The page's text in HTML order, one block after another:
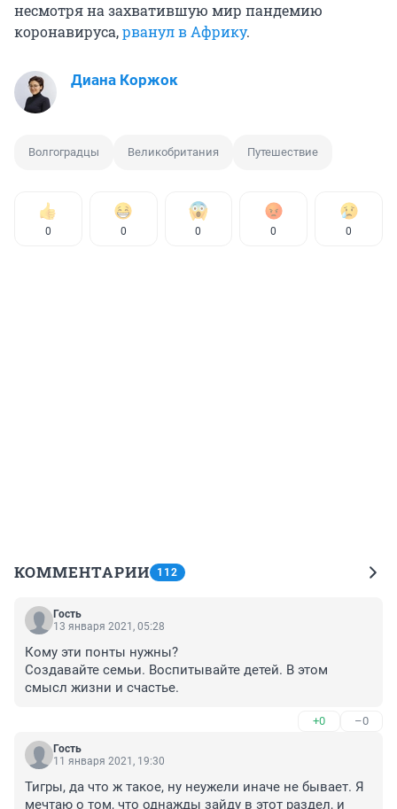
несмотря на захватившую мир пандемию
коронавируса,рванул в Африку.
Диана Коржок
Волгоградцы Великобритания Путешествие
0 0 0 0 0
КОММЕНТАРИИ 112
Гость
13 января 2021, 05:28
Кому эти понты нужны?
Создавайте семьи. Воспитывайте детей. В этом
смысл жизни и счастье.
+0 –0
Гость
11 января 2021, 19:30
Тигры, да что ж такое, ну неужели иначе не бывает. Я
мечтаю о том, что однажды зайду в этот раздел, и